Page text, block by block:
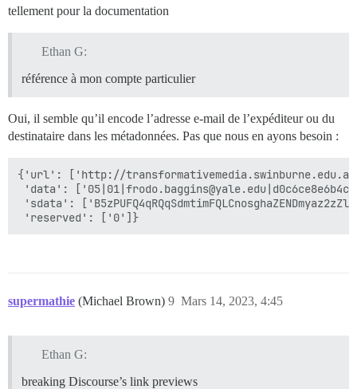
tellement pour la documentation
Ethan G:
référence à mon compte particulier
Oui, il semble qu’il encode l’adresse e-mail de l’expéditeur ou du
destinataire dans les métadonnées. Pas que nous en ayons besoin :
{'url': ['http://
'data':
'sdata':
supermathie (Michael Brown) Mars 14, 2023, 4:45
9
Ethan G:
breaking Discourse’s link previews